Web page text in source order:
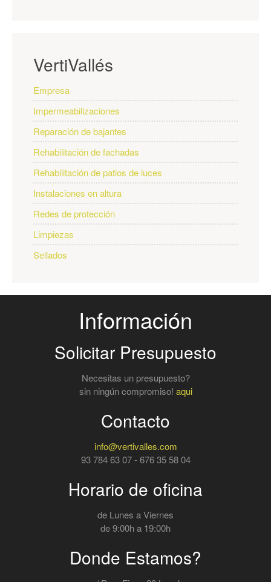
VertiVallés
Empresa
Impermeabilizaciones
Reparación de bajantes
Rehabilitación de fachadas
Rehabilitación de patios de luces
Instalaciones en altura
Redes de protección
Limpiezas
Sellados
Información
Solicitar Presupuesto
Necesitas un presupuesto?
sin ningún compromiso! aqui
Contacto
info@vertivalles.com
93 784 63 07 - 676 35 58 04
Horario de oficina
de Lunes a Viernes
de 9:00h a 19:00h
Donde Estamos?